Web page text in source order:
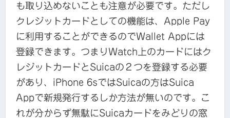
も取り込めないことも注意が必要です。ただし
クレジットカードとしての機能は、Apple Pay
に利用することができるのでWallet Appには
登録できます。つまりWatch上のカードにはク
レジットカードとSuicaの２つを登録する必要
があり、iPhone 6sではSuicaの方はSuica
Appで新規発行するしか方法が無いのです。こ
れが分からず無駄にSuicaカードをみどりの窓